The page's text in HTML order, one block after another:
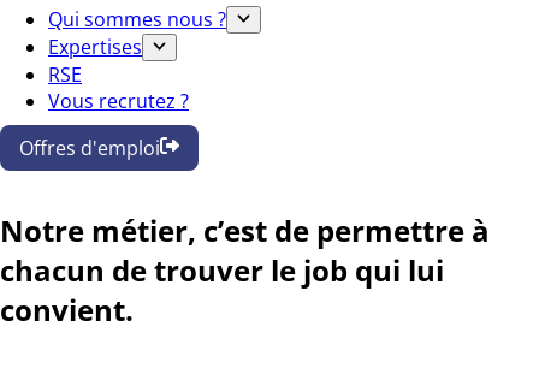
Qui sommes nous ?
Expertises
RSE
Vous recrutez ?
Offres d'emploi
Notre métier, c’est de permettre à
chacun de trouver le job qui lui
convient.